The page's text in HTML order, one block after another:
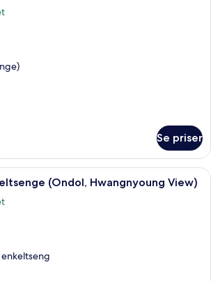
Se priser
Allergivenligt sengetøj, pengeskab
(Ondol, Hwangnyoung View)